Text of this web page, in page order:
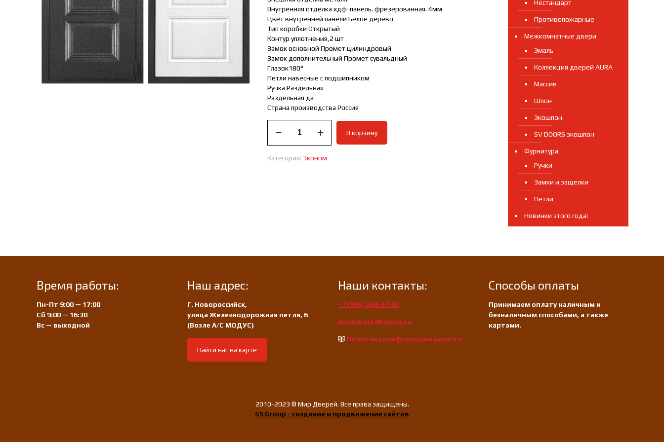
Внутренняя отделка хдф-панель. фрезерованная. 4мм
Цвет внутренней панели Белое дерево
Тип коробки Открытый
Контур уплотнения,2 шт
Замок основной Промет цилиндровый
Замок дополнительный Промет сувальдный
Глазок180°
Петли навесные с подшипником
Ручка Раздельная
Раздельная да
Страна производства Россия
товара
Входная
эконом
В корзину
Категория:Эконом
Нестандарт
Противопожарные
Межкомнатные двери
Эмаль
Коллекция дверей AURA
Массив
Шпон
Экошпон
SV DOORS экошпон
Фурнитура
Ручки
Замки и защелки
Петли
Новинки этого года!
Время работы:
Пн-Пт 9:00 — 17:00
Сб 9:00 — 16:30
Вс — выходной
Наш адрес:
Г. Новороссийск,
улица Железнодорожная петля, 6
(Возле А/С МОДУС)
Найти нас на карте
Наши контакты:
+7 (995) 264-27-92
mirdverei23@inbox.ru
Политика конфиденциальности
Способы оплаты
Принимаем оплату наличным и
безналичным способами, а также
картами.
2010-2023 © Мир Дверей. Все права защищены.
S5 Group - создание и продвижение сайтов